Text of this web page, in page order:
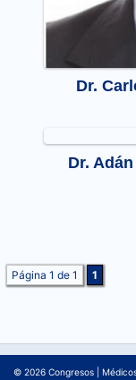
Dr.
Dr.
Página 1 de 1 1
© 2026 Congresos